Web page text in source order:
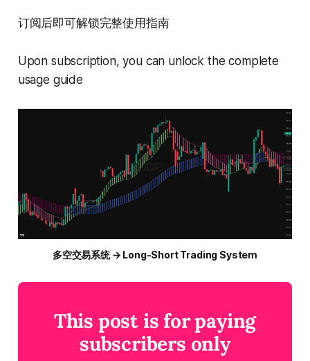
订阅后即可解锁完整使用指南
Upon subscription, you can unlock the complete
usage guide
多空交易系统 → Long-Short Trading System
This post is for paying
subscribers only